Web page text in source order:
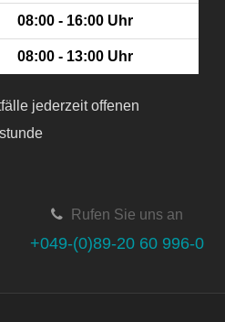
08:00 - 16:00 Uhr
08:00 - 13:00 Uhr
jederzeit offenen
Rufen Sie uns an
+049-(0)89-20 60 996-0